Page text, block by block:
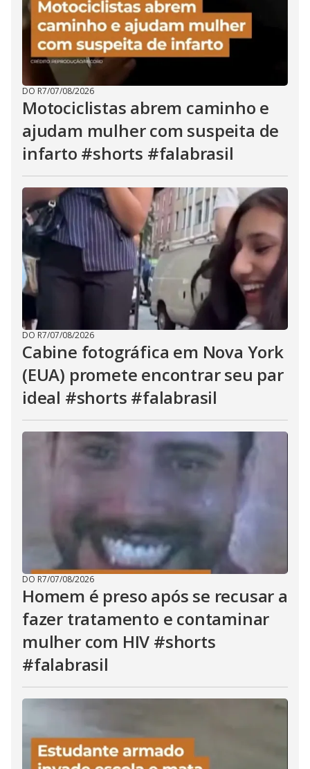
DO R7/07/08/2026
Motociclistas abrem caminho e
ajudam mulher com suspeita de
infarto #shorts #falabrasil
DO R7/07/08/2026
Cabine fotográfica em Nova York
(EUA) promete encontrar seu par
ideal #shorts #falabrasil
DO R7/07/08/2026
Homem é preso após se recusar a
fazer tratamento e contaminar
mulher com HIV #shorts
#falabrasil